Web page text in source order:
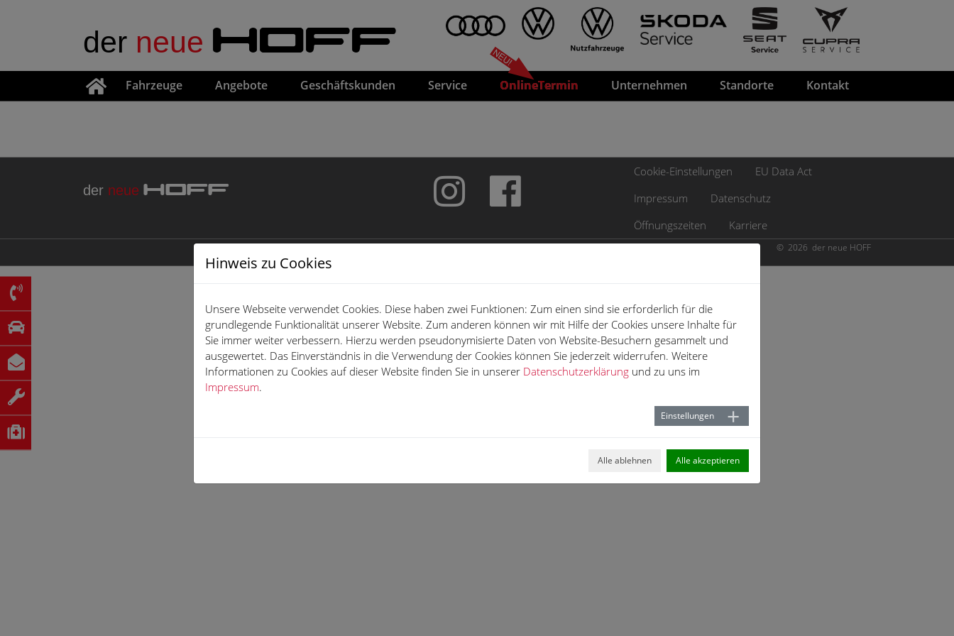
der neue HOFF
Fahrzeuge Angebote Geschäftskunden Service OnlineTermin Unternehmen Standorte Kontakt
der neue HOFF
Cookie-Einstellungen
EU Data Act
Impressum
Datenschutz
Öffnungszeiten
Karriere
© 2026 der neue HOFF
Hinweis zu Cookies
Unsere Webseite verwendet Cookies. Diese haben zwei Funktionen: Zum einen sind sie erforderlich für die
grundlegende Funktionalität unserer Website. Zum anderen können wir mit Hilfe der Cookies unsere Inhalte für
Sie immer weiter verbessern. Hierzu werden pseudonymisierte Daten von Website-Besuchern gesammelt und
ausgewertet. Das Einverständnis in die Verwendung der Cookies können Sie jederzeit widerrufen. Weitere
Informationen zu Cookies auf dieser Website finden Sie in unserer Datenschutzerklärung und zu uns im
Impressum.
Einstellungen
Alle ablehnen Alle akzeptieren